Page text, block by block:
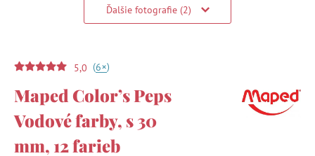
Ďalšie fotografie (2)
5,0 (6+)
Maped Color’s Peps
Vodové farby, s 30
mm, 12 farieb